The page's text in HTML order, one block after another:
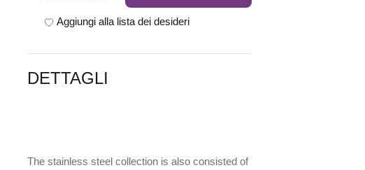
Aggiungi alla lista dei desideri
DETTAGLI
The stainless steel collection is also consisted of